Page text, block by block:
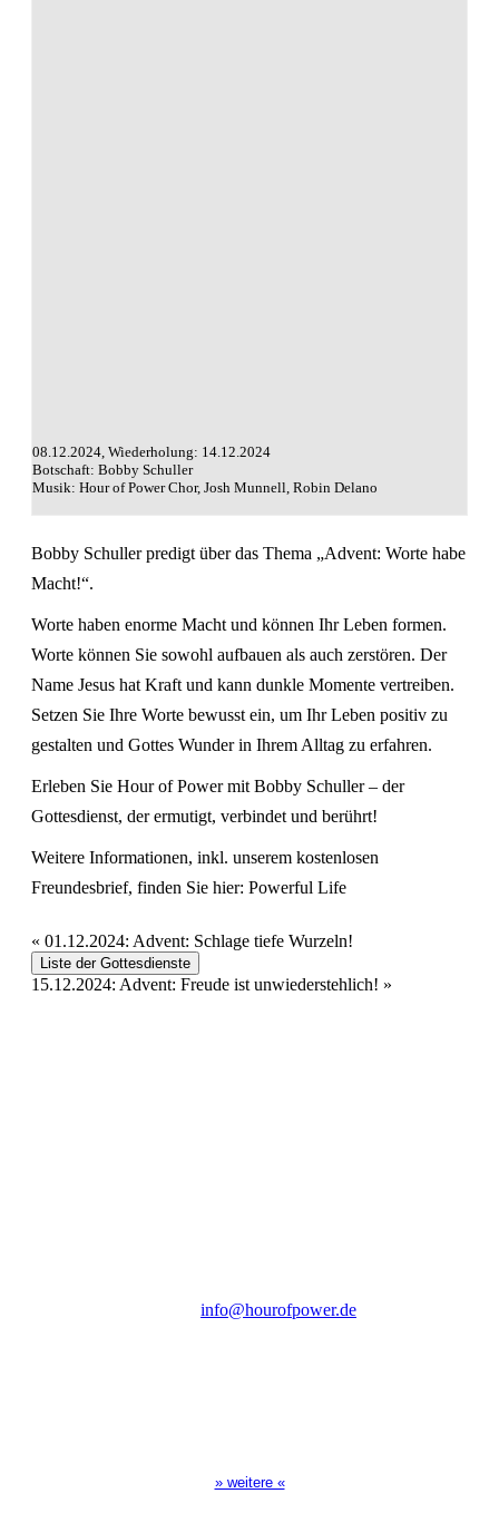
08.12.2024, Wiederholung: 14.12.2024
Botschaft: Bobby Schuller
Musik: Hour of Power Chor, Josh Munnell, Robin Delano
Bobby Schuller predigt über das Thema „Advent: Worte habe
Macht!“.
Worte haben enorme Macht und können Ihr Leben formen.
Worte können Sie sowohl aufbauen als auch zerstören. Der
Name Jesus hat Kraft und kann dunkle Momente vertreiben.
Setzen Sie Ihre Worte bewusst ein, um Ihr Leben positiv zu
gestalten und Gottes Wunder in Ihrem Alltag zu erfahren.
Erleben Sie Hour of Power mit Bobby Schuller – der
Gottesdienst, der ermutigt, verbindet und berührt!
Weitere Informationen, inkl. unserem kostenlosen
Freundesbrief, finden Sie hier: Powerful Life
« 01.12.2024: Advent: Schlage tiefe Wurzeln!
Liste der Gottesdienste
15.12.2024: Advent: Freude ist unwiederstehlich! »
info@hourofpower.de
» weitere «